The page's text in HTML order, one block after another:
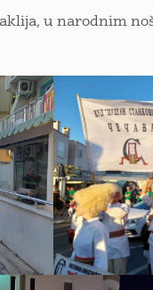
u narodnim